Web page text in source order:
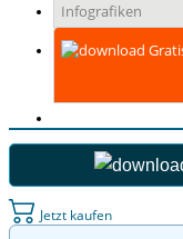
Infografiken
Jetzt kaufen